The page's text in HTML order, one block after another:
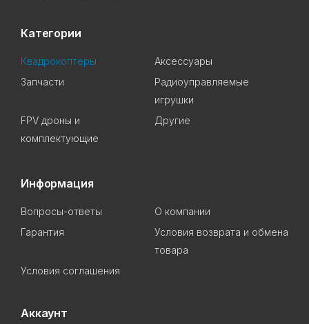
Категории
Квадрокоптеры
Аксессуары
Запчасти
Радиоуправляемые
игрушки
FPV дроны и
комплектующие
Другие
Информация
Вопросы-ответы
О компании
Гарантия
Условия возврата и обмена
товара
Условия соглашения
Аккаунт